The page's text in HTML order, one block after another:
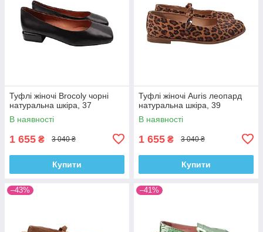
Туфлі жіночі Brocoly чорні
натуральна шкіра, 37
В наявності
1 655 ₴ 3 040 ₴
Купити
Туфлі жіночі Auris леопард
натуральна шкіра, 39
В наявності
1 655 ₴ 3 040 ₴
Купити
–43% –41%